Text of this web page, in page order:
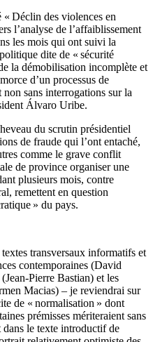
Déclin des violences en
l’analyse de l’affaiblissement
les mois qui ont suivi la
dite de « sécurité
la démobilisation incomplète et
d’un processus de
sans interrogations sur la
Álvaro Uribe.
du scrutin présidentiel
de fraude qui l’ont entaché,
comme le grave conflit
de province organiser une
plusieurs mois, contre
remettent en question
» du pays.
transversaux informatifs et
contemporaines (David
Pierre Bastian) et les
Macias) – je reviendrai sur
de « normalisation » dont
prémisses mériteraient sans
dans le texte introductif de